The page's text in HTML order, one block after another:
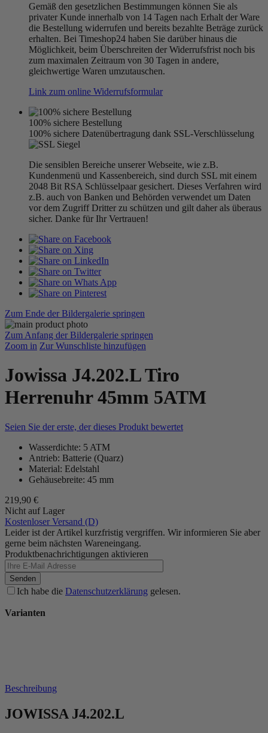
Gemäß den gesetzlichen Bestimmungen können Sie als
privater Kunde innerhalb von 14 Tagen nach Erhalt der Ware
die Bestellung widerrufen und bereits bezahlte Beträge zurück
erhalten. Bei Timeshop24 haben Sie darüber hinaus die
Möglichkeit, beim Überschreiten der Widerrufsfrist noch bis
zum maximalen Zeitraum von 30 Tagen in andere,
gleichwertige Waren umzutauschen.
Link zum online Widerrufsformular
100% sichere Bestellung
100% sichere Datenübertragung dank SSL-Verschlüsselung
Die sensiblen Bereiche unserer Webseite, wie z.B.
Kundenmenü und Kassenbereich, sind durch SSL mit einem
2048 Bit RSA Schlüsselpaar gesichert. Dieses Verfahren wird
z.B. auch von Banken und Behörden verwendet um Daten
vor dem Zugriff Dritter zu schützen und gilt daher als überaus
sicher. Danke für Ihr Vertrauen!
Zum Ende der Bildergalerie springen
Zum Anfang der Bildergalerie springen
Zoom in Zur Wunschliste hinzufügen
Jowissa J4.202.L Tiro
Herrenuhr 45mm 5ATM
Seien Sie der erste, der dieses Produkt bewertet
Wasserdichte: 5 ATM
Antrieb: Batterie (Quarz)
Material: Edelstahl
Gehäusebreite: 45 mm
219,90 €
Nicht auf Lager
Kostenloser Versand (D)
Leider ist der Artikel kurzfristig vergriffen. Wir informieren Sie aber
gerne beim nächsten Wareneingang.
Produktbenachrichtigungen aktivieren
Senden
Ich habe die Datenschutzerklärung gelesen.
Varianten
Beschreibung
JOWISSA J4.202.L